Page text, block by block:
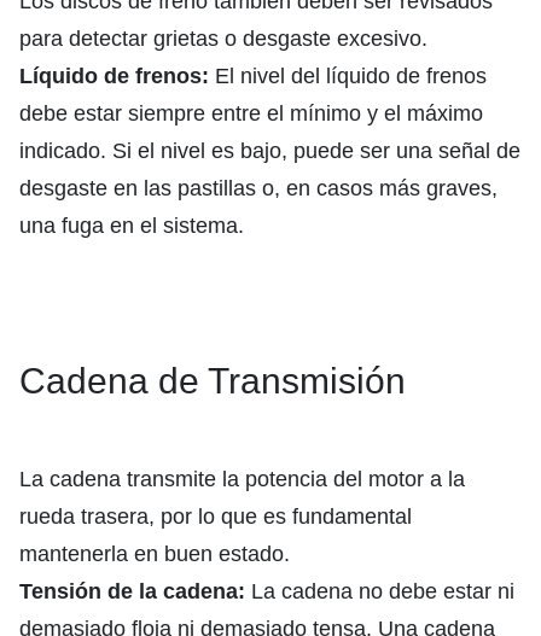
para detectar grietas o desgaste excesivo.
Líquido de frenos: El nivel del líquido de frenos
debe estar siempre entre el mínimo y el máximo
indicado. Si el nivel es bajo, puede ser una señal de
desgaste en las pastillas o, en casos más graves,
una fuga en el sistema.
Cadena de Transmisión
La cadena transmite la potencia del motor a la
rueda trasera, por lo que es fundamental
mantenerla en buen estado.
Tensión de la cadena: La cadena no debe estar ni
demasiado floja ni demasiado tensa. Una cadena